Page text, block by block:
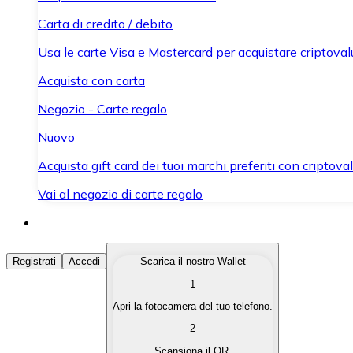
Carta di credito / debito
Usa le carte Visa e Mastercard per acquistare
Acquista con carta
Negozio - Carte regalo
Nuovo
Acquista gift card dei tuoi marchi preferiti con
Vai al negozio di carte regalo
Acquista Criptovalute
Acquista le criptovalute che ti interessano in modo
Converti le tue criptovalute in valuta fiat quando ne hai
Registrati Accedi
Scarica il nostro Wallet
1
Apri la fotocamera del tuo telefono.
2